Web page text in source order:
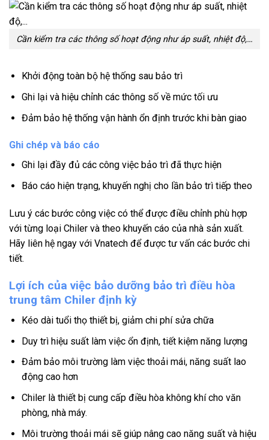
Cần kiểm tra các thông số hoạt động như áp suất, nhiệt độ,…
Khởi động toàn bộ hệ thống sau bảo trì
Ghi lại và hiệu chỉnh các thông số về mức tối ưu
Đảm bảo hệ thống vận hành ổn định trước khi bàn giao
Ghi chép và báo cáo
Ghi lại đầy đủ các công việc bảo trì đã thực hiện
Báo cáo hiện trạng, khuyến nghị cho lần bảo trì tiếp theo
Lưu ý các bước công việc có thể được điều chỉnh phù hợp
với từng loại Chiler và theo khuyến cáo của nhà sản xuất.
Hãy liên hệ ngay với Vnatech để được tư vấn các bước chi
tiết.
Lợi ích của việc bảo dưỡng bảo trì điều hòa
trung tâm Chiler định kỳ
Kéo dài tuổi thọ thiết bị, giảm chi phí sửa chữa
Duy trì hiệu suất làm việc ổn định, tiết kiệm năng lượng
Đảm bảo môi trường làm việc thoải mái, năng suất lao
động cao hơn
Chiler là thiết bị cung cấp điều hòa không khí cho văn
phòng, nhà máy.
Môi trường thoải mái sẽ giúp nâng cao năng suất và hiệu